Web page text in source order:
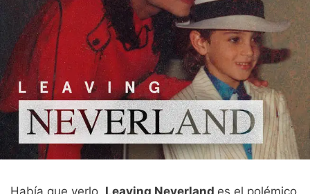
Había que verlo. Leaving Neverland es el polémico